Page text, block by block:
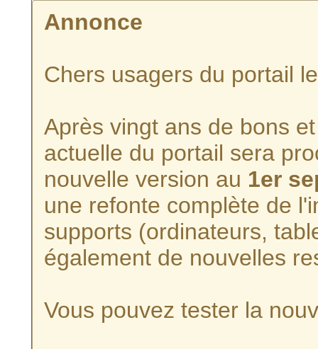
Annonce
Chers usagers du portail
Après vingt ans de bons
actuelle du portail sera
nouvelle version au 1er
une refonte complète de
supports (ordinateurs,
également de nouvelles
Vous pouvez tester la